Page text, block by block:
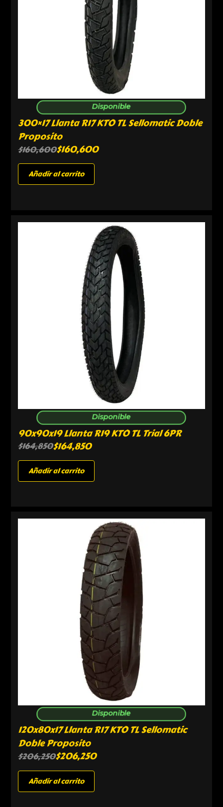
Disponible
300×17 Llanta R17 KTO TL Sellomatic Doble
Proposito
$160,600$160,600
Añadir al carrito
Disponible
90x90x19 Llanta R19 KTO TL Trial 6PR
$164,850$164,850
Añadir al carrito
Disponible
120x80x17 Llanta R17 KTO TL Sellomatic
Doble Proposito
$206,250$206,250
Añadir al carrito